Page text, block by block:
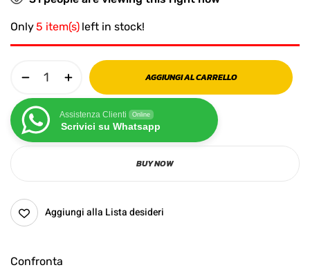
Only5 item(s) left in stock!
AGGIUNGI AL CARRELLO
Assistenza Clienti Online
Scrivici su Whatsapp
BUY NOW
Aggiungi alla Lista desideri
Confronta